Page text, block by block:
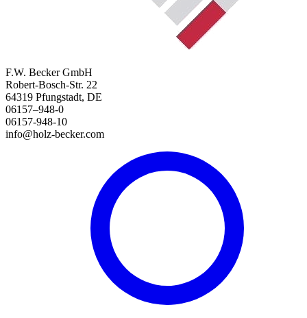
F.W. Becker GmbH
Robert-Bosch-Str. 22
64319 Pfungstadt, DE
06157–948-0
06157-948-10
info@holz-becker.com